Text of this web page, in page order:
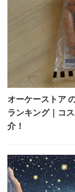
オーケーストア
ランキング｜コ
介！